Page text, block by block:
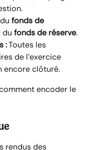
fonds de
du fonds de réserve.
: Toutes les
de l'exercice
encore clôturé.
encoder le
rendus des